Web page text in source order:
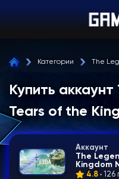
Категории The
Купить
Tears of the
Аккаунт
The
Kingdom
4.8 126